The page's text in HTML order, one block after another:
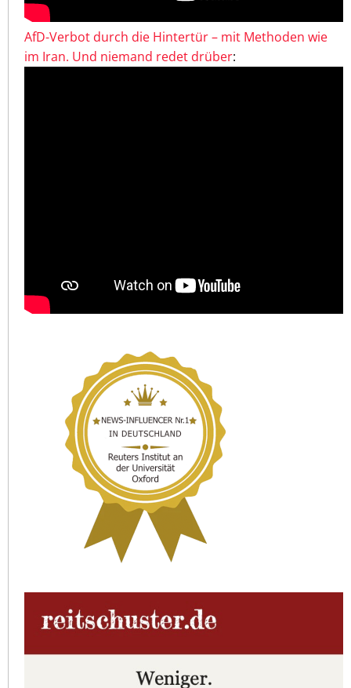
AfD-Verbot durch die Hintertür – mit Methoden wie
im Iran. Und niemand redet drüber: